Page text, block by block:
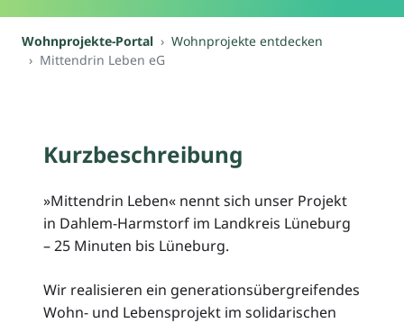
Wohnprojekte-Portal
Wohnprojekte entdecken
Mittendrin Leben eG
Kurzbeschreibung
»Mittendrin Leben« nennt sich unser Projekt
in Dahlem-Harmstorf im Landkreis Lüneburg
– 25 Minuten bis Lüneburg.
Wir realisieren ein generationsübergreifendes
Wohn- und Lebensprojekt im solidarischen